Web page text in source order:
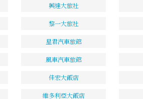
興達大旅社
黎一大旅社
星君汽車旅館
風車汽車旅館
佳宏大飯店
維多利亞大飯店